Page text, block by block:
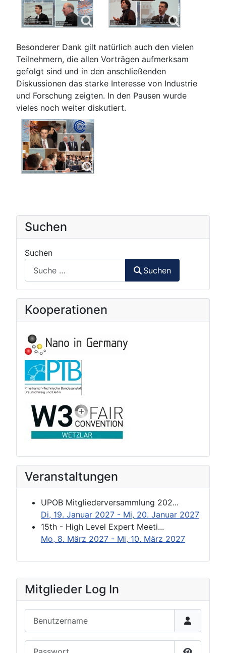
Mitglieder Log In
Besonderer Dank gilt natürlich auch den vielen
Teilnehmern, die allen Vorträgen aufmerksam
gefolgt sind und in den anschließenden
Diskussionen das starke Interesse von Industrie
und Forschung zeigten. In den Pausen wurde
vieles noch weiter diskutiert.
Suchen
Suchen
Suchen
Kooperationen
Veranstaltungen
UPOB Mitgliederversammlung 202...
Di, 19. Januar 2027 - Mi, 20. Januar 2027
15th - High Level Expert Meeti...
Mo, 8. März 2027 - Mi, 10. März 2027